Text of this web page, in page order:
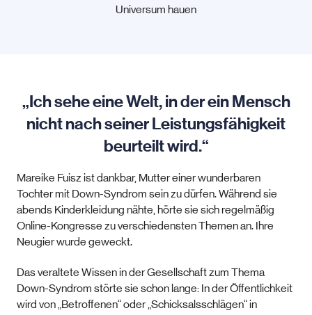
Universum hauen
„Ich sehe eine Welt, in der ein Mensch
nicht nach seiner Leistungsfähigkeit
beurteilt wird.“
Mareike Fuisz ist dankbar, Mutter einer wunderbaren
Tochter mit Down-Syndrom sein zu dürfen. Während sie
abends Kinderkleidung nähte, hörte sie sich regelmäßig
Online-Kongresse zu verschiedensten Themen an. Ihre
Neugier wurde geweckt.
Das veraltete Wissen in der Gesellschaft zum Thema
Down-Syndrom störte sie schon lange: In der Öffentlichkeit
wird von „Betroffenen“ oder „Schicksalsschlägen“ in